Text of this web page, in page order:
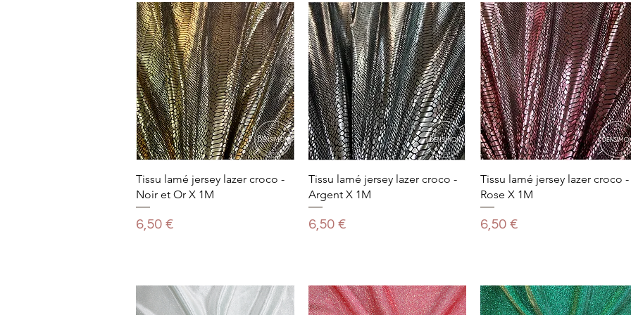
Tissu lamé jersey lazer croco -
Noir et Or X 1M
Prix
6,50 €
Tissu lamé jersey lazer croco -
Argent X 1M
Prix
6,50 €
Tissu lamé jersey lazer croco -
Rose X 1M
Prix
6,50 €